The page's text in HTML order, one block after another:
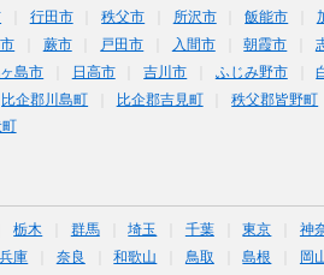
行田市 秩父市 所沢市 飯能市
蕨市 戸田市 入間市 朝霞市
島市 日高市 吉川市 ふじみ野市
比企郡川島町 比企郡吉見町 秩父郡皆野町
栃木 群馬 埼玉 千葉 東京 神
兵庫 奈良 和歌山 鳥取 島根 岡